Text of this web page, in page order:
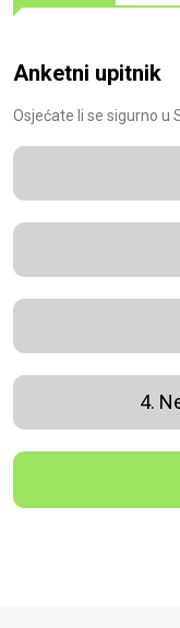
Anketni upitnik
Osjećate li se sigurno u
4.